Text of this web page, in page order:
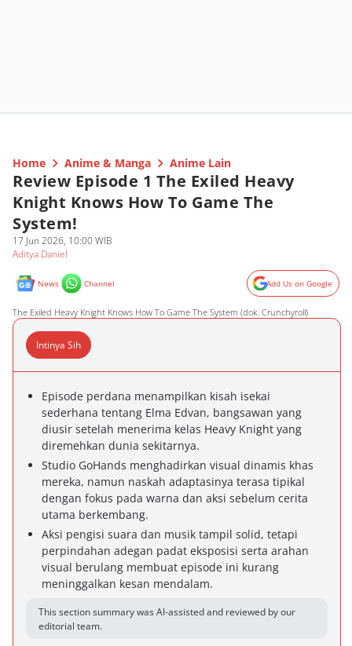
Home Anime & Manga Anime Lain
Review Episode 1 The Exiled Heavy
Knight Knows How To Game The
System!
17 Jun 2026, 10:00 WIB
Aditya Daniel
News Channel Add Us on Google
The Exiled Heavy Knight Knows How To Game The System (dok. Crunchyroll)
Intinya Sih
Episode perdana menampilkan kisah isekai
sederhana tentang Elma Edvan, bangsawan yang
diusir setelah menerima kelas Heavy Knight yang
diremehkan dunia sekitarnya.
Studio GoHands menghadirkan visual dinamis khas
mereka, namun naskah adaptasinya terasa tipikal
dengan fokus pada warna dan aksi sebelum cerita
utama berkembang.
Aksi pengisi suara dan musik tampil solid, tetapi
perpindahan adegan padat eksposisi serta arahan
visual berulang membuat episode ini kurang
meninggalkan kesan mendalam.
This section summary was AI-assisted and reviewed by our
editorial team.